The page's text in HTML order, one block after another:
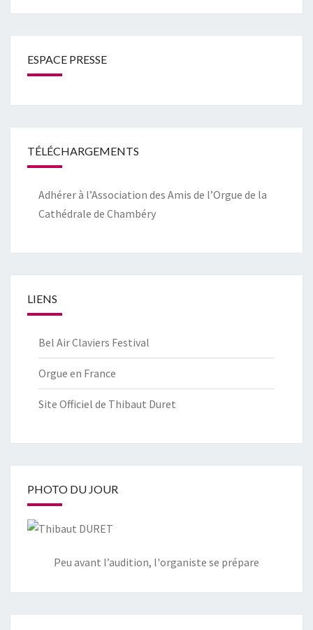
ESPACE PRESSE
TÉLÉCHARGEMENTS
Adhérer à l’Association des Amis de l’Orgue de la
Cathédrale de Chambéry
LIENS
Bel Air Claviers Festival
Orgue en France
Site Officiel de Thibaut Duret
PHOTO DU JOUR
Peu avant l’audition, l'organiste se prépare